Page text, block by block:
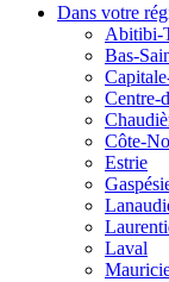
Dans votre
Abitibi-
Bas-
Centre-
Côte-
Estrie
Laval